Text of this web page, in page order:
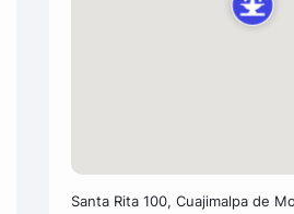
Santa Rita 100, Cuajimalpa de